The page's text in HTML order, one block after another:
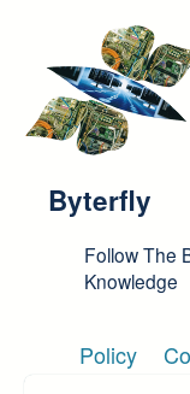
Byterfly
Follow The
Knowledge
Policy